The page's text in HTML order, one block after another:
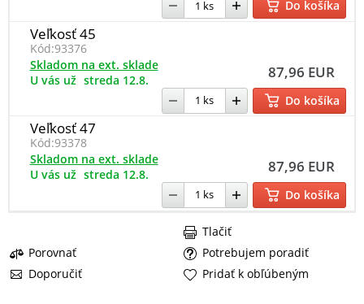
Do košíka
Veľkosť 45
Kód:93376
87,96 EUR
Skladom na ext. sklade
U vás už streda 12.8.
Do košíka
Veľkosť 47
Kód:93378
87,96 EUR
Skladom na ext. sklade
U vás už streda 12.8.
Do košíka
Porovnať
Potrebujem poradiť
Doporučiť
Tlačiť
Pridať k obľúbeným